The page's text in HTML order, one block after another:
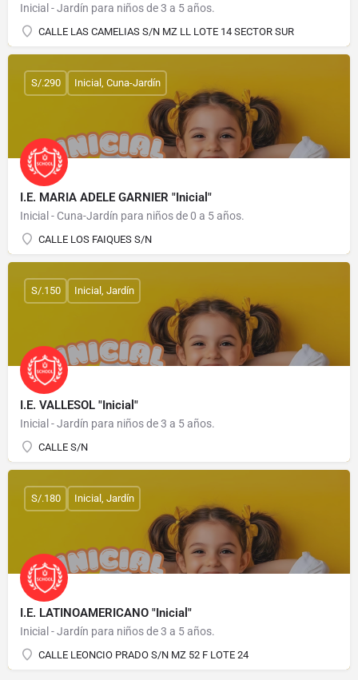
Inicial - Jardín para niños de 3 a 5 años.
CALLE LAS CAMELIAS S/N MZ LL LOTE 14 SECTOR SUR
I.E. MARIA ADELE GARNIER "Inicial"
Inicial - Cuna-Jardín para niños de 0 a 5 años.
CALLE LOS FAIQUES S/N
S/.290 Inicial, Cuna-Jardín
I.E. VALLESOL "Inicial"
Inicial - Jardín para niños de 3 a 5 años.
CALLE S/N
S/.150 Inicial, Jardín
I.E. LATINOAMERICANO "Inicial"
Inicial - Jardín para niños de 3 a 5 años.
CALLE LEONCIO PRADO S/N MZ 52 F LOTE 24
S/.180 Inicial, Jardín